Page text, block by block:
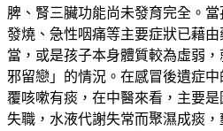
脾、腎三臟功能尚未發育完全。
發燒、急性咽痛等主要症狀已藉
當，或是孩子本身體質較為虛弱
邪留戀」的情況。在感冒後遺症
覆咳嗽有痰，在中醫來看，主要
失職，水液代謝失常而聚濕成痰